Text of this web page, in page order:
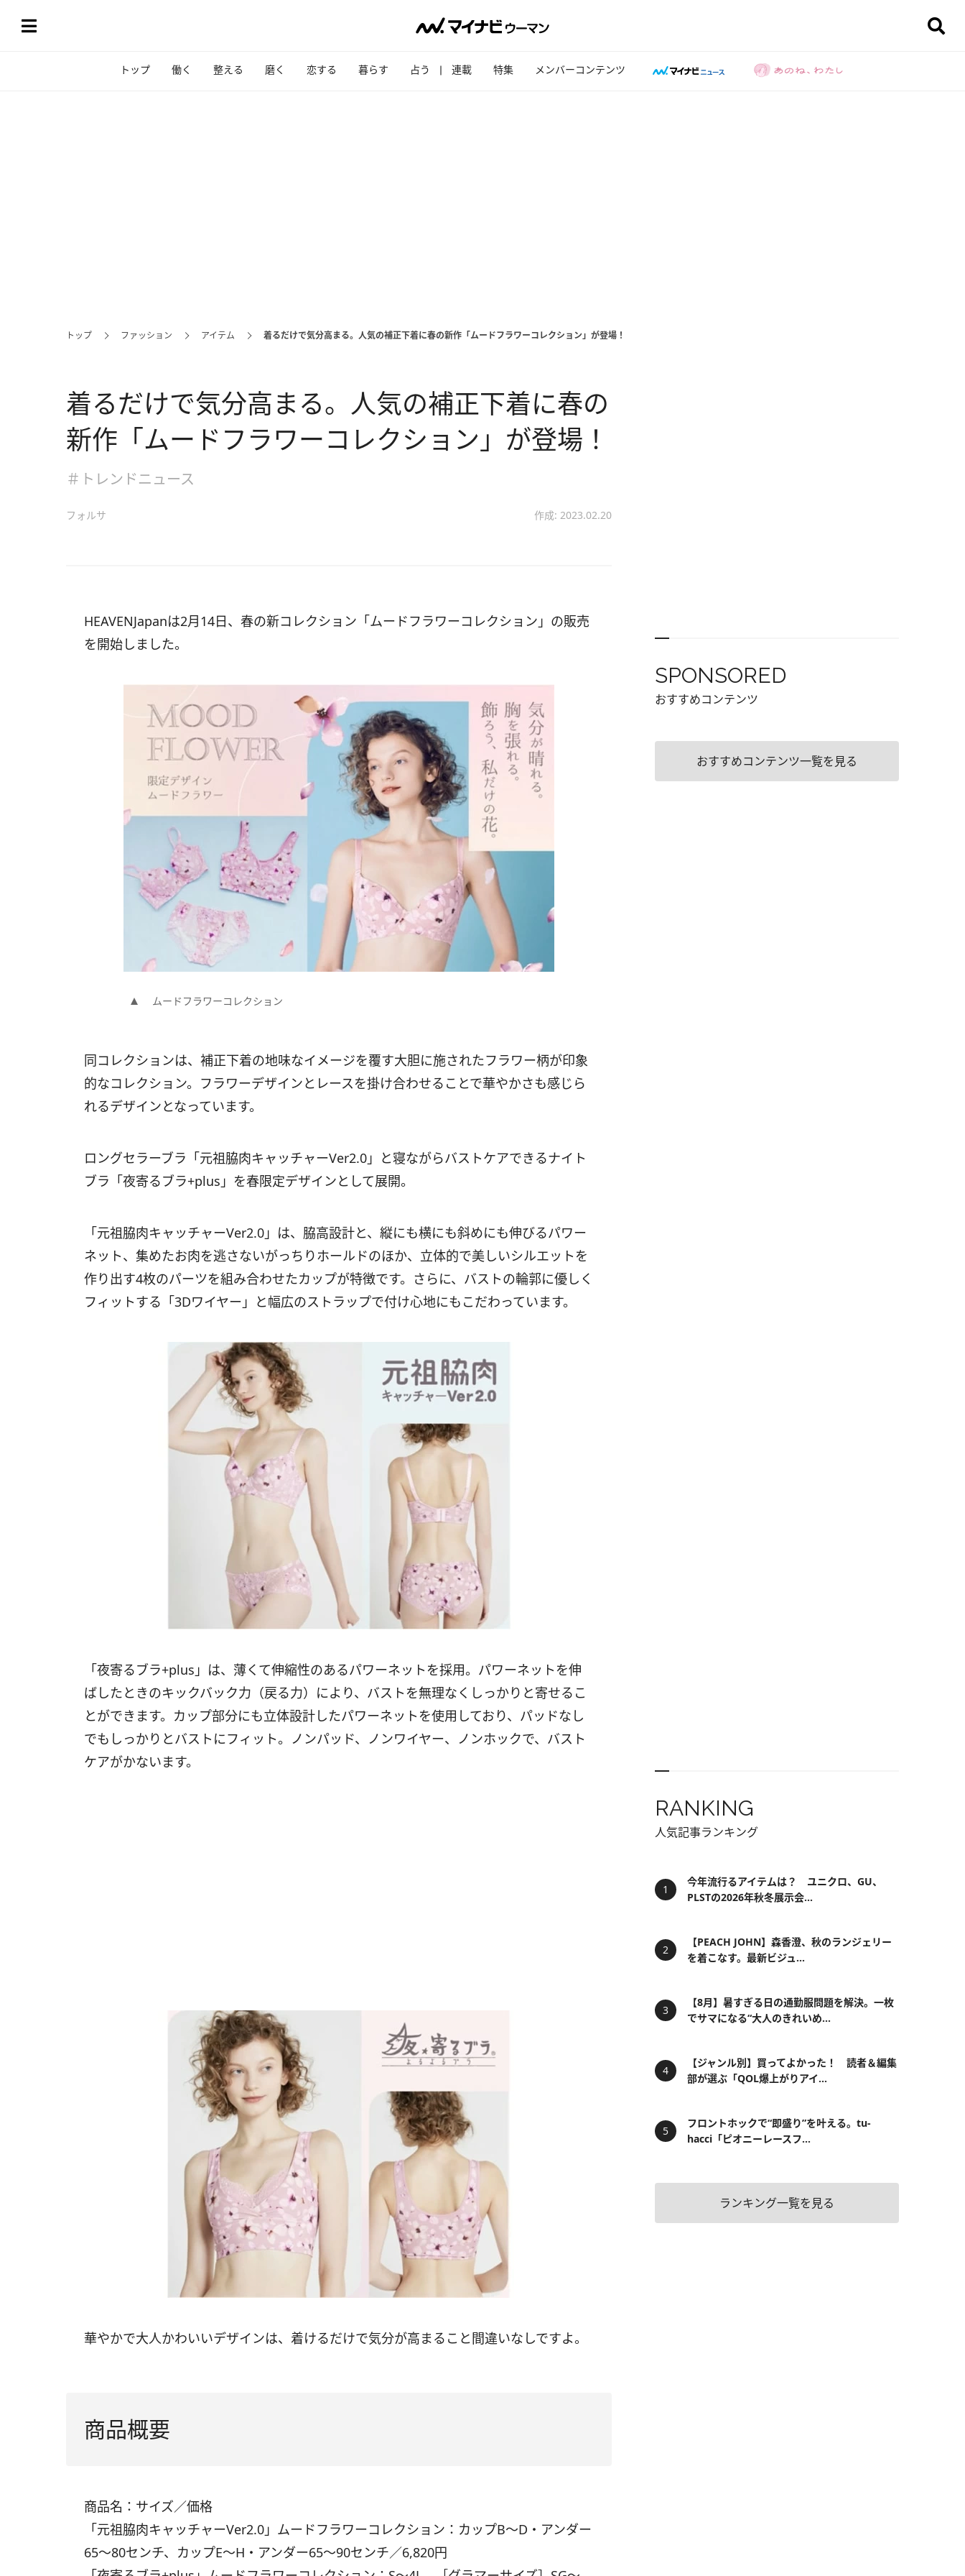
トップ 働く 整える 磨く 恋する 暮らす 占う 連載 特集 メンバーコンテンツ
トップ ファッション アイテム 着るだけで気分高まる。人気の補正下着に春の新作「ムードフラワーコレクション」が登場！
着るだけで気分高まる。人気の補正下着に春の
新作「ムードフラワーコレクション」が登場！
＃トレンドニュース
フォルサ 作成: 2023.02.20
HEAVENJapanは2月14日、春の新コレクション「ムードフラワーコレクション」の販売
を開始しました。
ムードフラワーコレクション
同コレクションは、補正下着の地味なイメージを覆す大胆に施されたフラワー柄が印象
的なコレクション。フラワーデザインとレースを掛け合わせることで華やかさも感じら
れるデザインとなっています。
ロングセラーブラ「元祖脇肉キャッチャーVer2.0」と寝ながらバストケアできるナイト
ブラ「夜寄るブラ+plus」を春限定デザインとして展開。
「元祖脇肉キャッチャーVer2.0」は、脇高設計と、縦にも横にも斜めにも伸びるパワー
ネット、集めたお肉を逃さないがっちりホールドのほか、立体的で美しいシルエットを
作り出す4枚のパーツを組み合わせたカップが特徴です。さらに、バストの輪郭に優しく
フィットする「3Dワイヤー」と幅広のストラップで付け心地にもこだわっています。
「夜寄るブラ+plus」は、薄くて伸縮性のあるパワーネットを採用。パワーネットを伸
ばしたときのキックバック力（戻る力）により、バストを無理なくしっかりと寄せるこ
とができます。カップ部分にも立体設計したパワーネットを使用しており、パッドなし
でもしっかりとバストにフィット。ノンパッド、ノンワイヤー、ノンホックで、バスト
ケアがかないます。
華やかで大人かわいいデザインは、着けるだけで気分が高まること間違いなしですよ。
商品概要
商品名：サイズ／価格
「元祖脇肉キャッチャーVer2.0」ムードフラワーコレクション：カップB～D・アンダー
65～80センチ、カップE～H・アンダー65～90センチ／6,820円
SPONSORED
おすすめコンテンツ
おすすめコンテンツ一覧を見る
RANKING
人気記事ランキング
今年流行るアイテムは？ ユニクロ、GU、
PLSTの2026年秋冬展示会...
【PEACH JOHN】森香澄、秋のランジェリー
を着こなす。最新ビジュ...
【8月】暑すぎる日の通勤服問題を解決。一枚
でサマになる“大人のきれいめ...
【ジャンル別】買ってよかった！ 読者＆編集
部が選ぶ「QOL爆上がりアイ...
フロントホックで“即盛り”を叶える。tu-
hacci「ピオニーレースフ...
ランキング一覧を見る